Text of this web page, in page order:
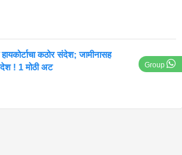
Group
कठोर संदेश; जामीनासह
! 1 मोठी अट